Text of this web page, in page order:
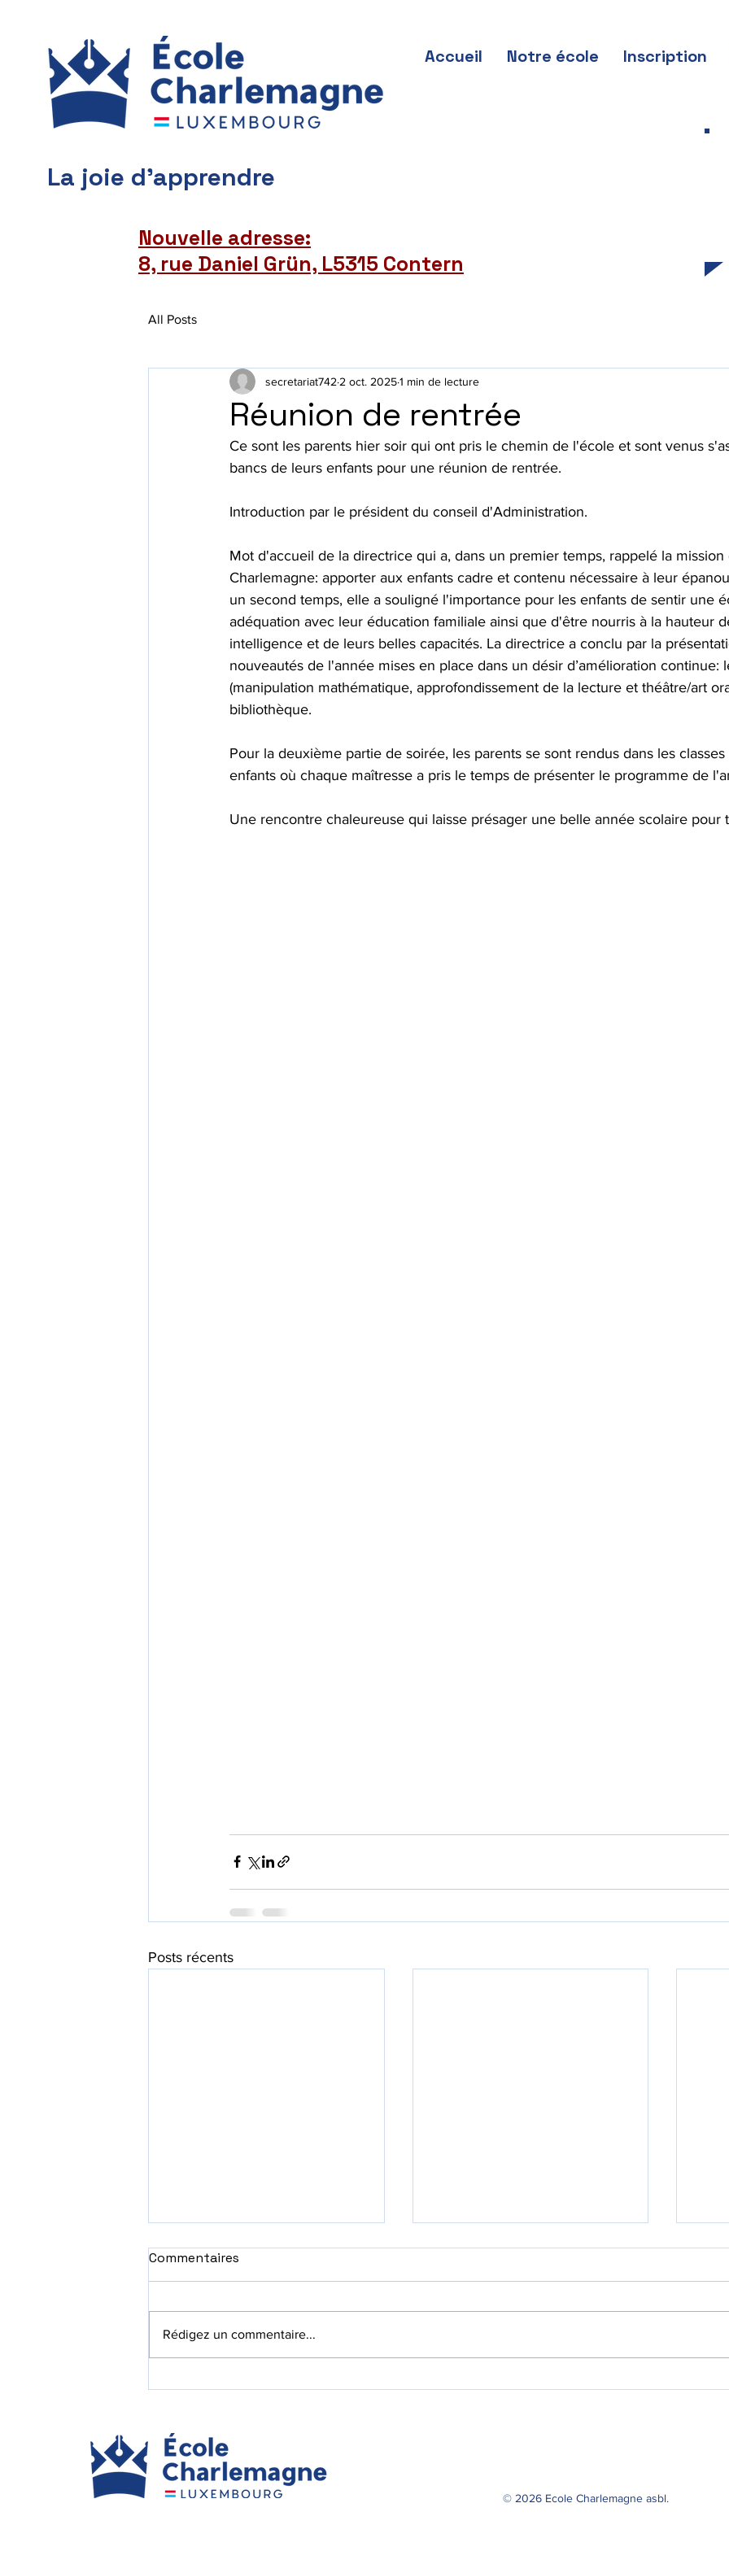
La joie d'apprendre
Nouvelle adresse:
8, rue Daniel Grün, L5315 Contern
Accueil Notre école Inscription
All Posts
Réunion de rentrée
secretariat742 2 oct. 20251 min de lecture
Ce sont les parents hier soir qui ont pris le chemin de l'école et sont venus
bancs de leurs enfants pour une réunion de rentrée.
Introduction par le président du conseil d'Administration.
Mot d'accueil de la directrice qui a, dans un premier temps, rappelé la
Charlemagne: apporter aux enfants cadre et contenu nécessaire à leur
un second temps, elle a souligné l'importance pour les enfants de sentir une
adéquation avec leur éducation familiale ainsi que d'être nourris à la hauteur
intelligence et de leurs belles capacités. La directrice a conclu par la
nouveautés de l'année mises en place dans un désir d’amélioration continue:
(manipulation mathématique, approfondissement de la lecture et théâtre/art
bibliothèque.
Pour la deuxième partie de soirée, les parents se sont rendus dans les
enfants où chaque maîtresse a pris le temps de présenter le programme de
Une rencontre chaleureuse qui laisse présager une belle année scolaire pour
Posts récents
Commentaires
Rédigez un commentaire...
© 2026 Ecole Charlemagne asbl.